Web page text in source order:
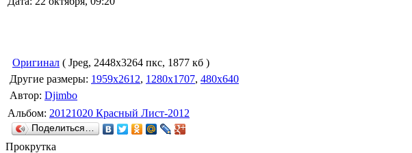
Оригинал ( Jpeg, 2448x3264 пкс, 1877 кб )
Другие размеры: 1959x2612, 1280x1707, 480x640
Автор: Djimbo
Альбом: 20121020 Красный Лист-2012
Поделиться…
Прокрутка